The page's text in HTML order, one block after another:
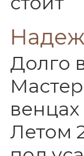
Долго
Летом